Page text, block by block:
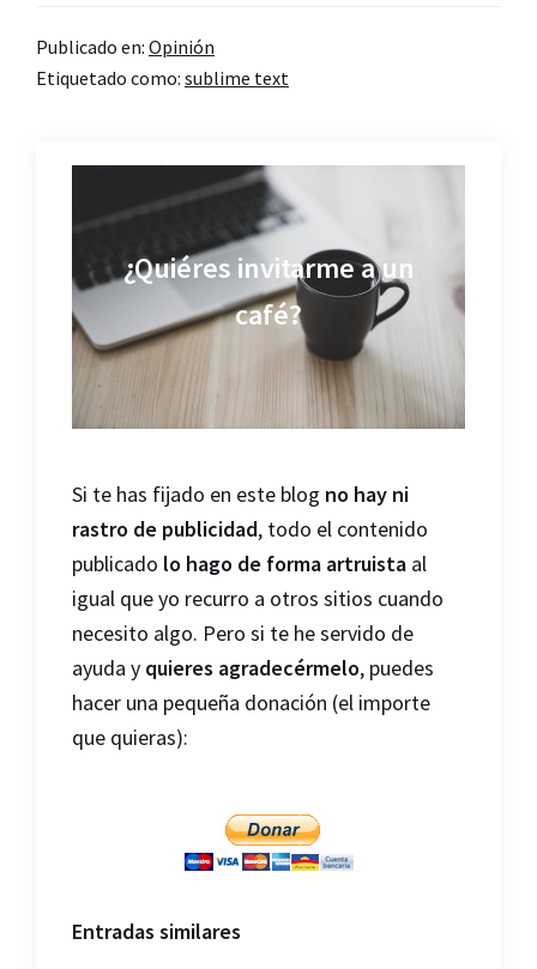
Publicado en: Opinión
Etiquetado como: sublime text
¿Quiéres invitarme a un
café?
Si te has fijado en este blog no hay ni
rastro de publicidad, todo el contenido
publicado lo hago de forma artruista al
igual que yo recurro a otros sitios cuando
necesito algo. Pero si te he servido de
ayuda y quieres agradecérmelo, puedes
hacer una pequeña donación (el importe
que quieras):
Entradas similares